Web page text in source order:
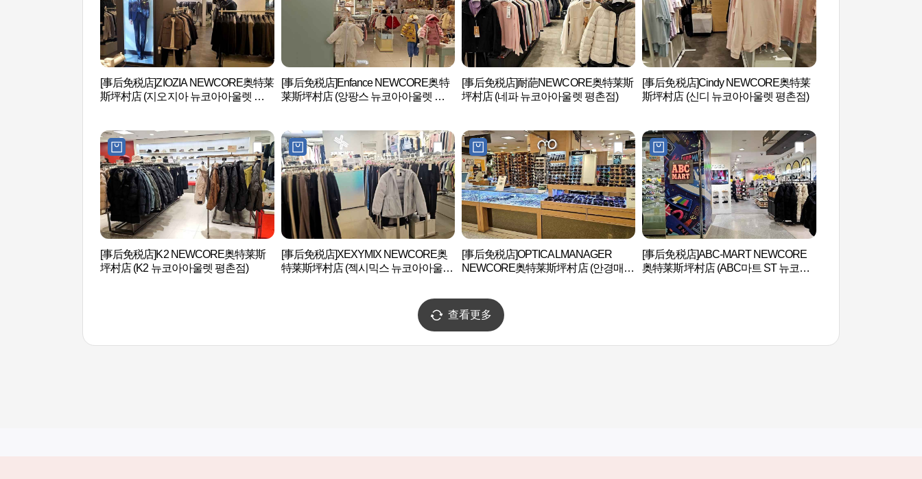
[事后免税店]ZIOZIA NEWCORE奥特莱
斯坪村店 (지오지아 뉴코아아울렛 평
[事后免税店]Enfance NEWCORE奥特
莱斯坪村店 (앙팡스 뉴코아아울렛 평
[事后免税店]耐葩NEWCORE奥特莱斯
坪村店 (네파 뉴코아아울렛 평촌점)
[事后免税店]Cindy NEWCORE奥特莱
斯坪村店 (신디 뉴코아아울렛 평촌점)
[事后免税店]K2 NEWCORE奥特莱斯
坪村店 (K2 뉴코아아울렛 평촌점)
[事后免税店]XEXYMIX NEWCORE奥
特莱斯坪村店 (젝시믹스 뉴코아아울렛
[事后免税店]OPTICALMANAGER
NEWCORE奥特莱斯坪村店 (안경매니
[事后免税店]ABC-MART NEWCORE
奥特莱斯坪村店 (ABC마트 ST 뉴코아
查看更多